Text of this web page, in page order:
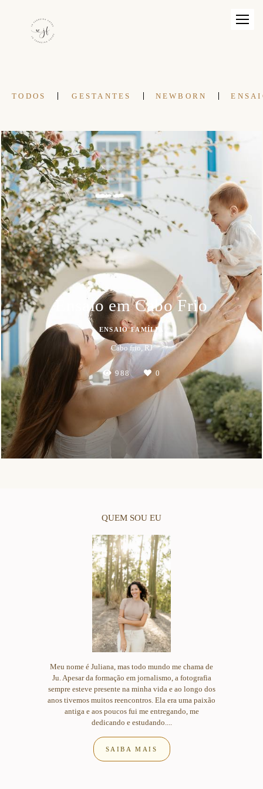
TODOS GESTANTES NEWBORN
Ensaio em Cabo Frio
ENSAIO FAMÍLIA
Cabo frio, RJ
988 0
QUEM SOU EU
Meu nome é Juliana, mas todo mundo me chama de
Ju. Apesar da formação em jornalismo, a fotografia
sempre esteve presente na minha vida e ao longo dos
anos tivemos muitos reencontros. Ela era uma paixão
antiga e aos poucos fui me entregando, me
dedicando e estudando....
SAIBA MAIS